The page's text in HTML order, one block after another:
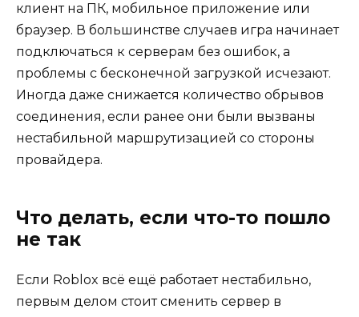
клиент на ПК, мобильное приложение или
браузер. В большинстве случаев игра начинает
подключаться к серверам без ошибок, а
проблемы с бесконечной загрузкой исчезают.
Иногда даже снижается количество обрывов
соединения, если ранее они были вызваны
нестабильной маршрутизацией со стороны
провайдера.
Что делать, если что-то пошло
не так
Если Roblox всё ещё работает нестабильно,
первым делом стоит сменить сервер в